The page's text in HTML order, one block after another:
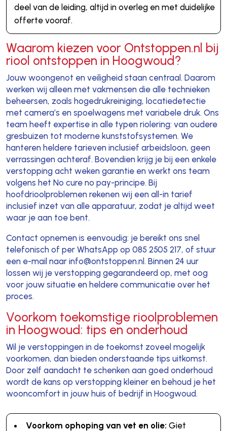
deel van de leiding, altijd in overleg en met duidelijke
offerte vooraf.
Waarom kiezen voor Ontstoppen.nl bij
riool ontstoppen in Hoogwoud?
Jouw woongenot en veiligheid staan centraal. Daarom
werken wij alleen met vakmensen die alle technieken
beheersen, zoals hogedrukreiniging, locatiedetectie
met camera’s en spoelwagens met variabele druk. Ons
team heeft expertise in alle typen riolering: van oudere
gresbuizen tot moderne kunststofsystemen. We
hanteren heldere tarieven inclusief arbeidsloon, geen
verrassingen achteraf. Bovendien krijg je bij een enkele
verstopping acht weken garantie en werkt ons team
volgens het No cure no pay-principe. Bij
hoofdrioolproblemen rekenen wij een all-in tarief
inclusief inzet van alle apparatuur, zodat je altijd weet
waar je aan toe bent.
Contact opnemen is eenvoudig: je bereikt ons snel
telefonisch of per WhatsApp op 085 2505 217, of stuur
een e-mail naar info@ontstoppen.nl. Binnen 24 uur
lossen wij je verstopping gegarandeerd op, met oog
voor jouw situatie en heldere communicatie over het
proces.
Voorkom toekomstige rioolproblemen
in Hoogwoud: tips en onderhoud
Wil je verstoppingen in de toekomst zoveel mogelijk
voorkomen, dan bieden onderstaande tips uitkomst.
Door zelf aandacht te schenken aan goed onderhoud
wordt de kans op verstopping kleiner en behoud je het
wooncomfort in jouw huis of bedrijf in Hoogwoud.
Voorkom ophoping van vet en olie: Giet